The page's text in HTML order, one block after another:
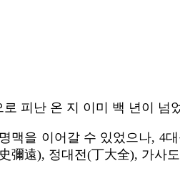
피난 온 지 이미 백 년이 넘
을 이어갈 수 있었으나, 4
彌遠), 정대전(丁大全), 가사